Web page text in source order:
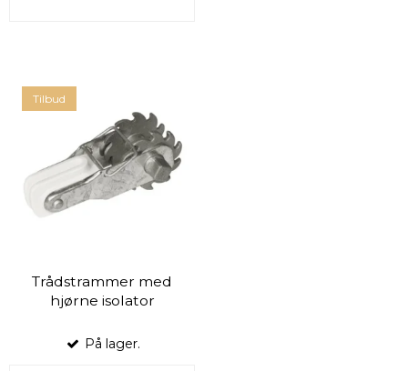
Tilbud
Trådstrammer med
hjørne isolator
På lager.